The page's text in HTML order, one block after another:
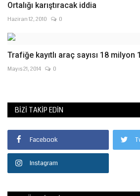
Ortalığı karıştıracak iddia
Haziran 12, 2010 0
Trafiğe kayıtlı araç sayısı 18 milyon
Mayıs 21, 2014 0
BIZI TAKIP EDIN
Facebook
Instagram